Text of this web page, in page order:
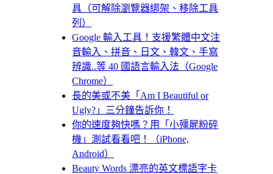
具（可解除瀏覽器綁架、移除工具
列）
Google 輸入工具！支援繁體中文注
音輸入、拼音、日文、韓文、手寫
辨識..等 40 國語言輸入法（Google
Chrome）
長的美或不美「Am I Beautiful or
Ugly?」三分鐘告訴你！
你的速度夠快嗎？用「小殭屍粉碎
機」測試看看吧！（iPhone,
Android）
Beauty Words 漂亮的英文標語字卡